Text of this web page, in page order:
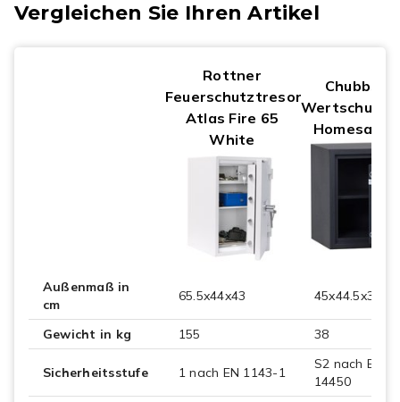
Vergleichen Sie Ihren Artikel
Rottner
Feuerschutztresor
Atlas Fire 65
White
Homesafe
Außenmaß in
cm
65.5x44x43 45x44.5x39
Gewicht in kg 155 38
Sicherheitsstufe 1 nach EN 1143-1
S2 nach EN
14450